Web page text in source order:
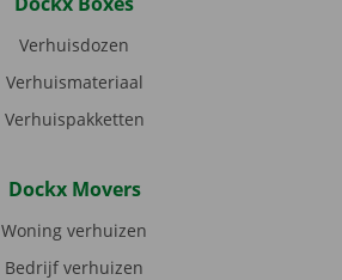
Verhuisdozen
Verhuismateriaal
Verhuispakketten
Dockx Movers
Woning verhuizen
Bedrijf verhuizen